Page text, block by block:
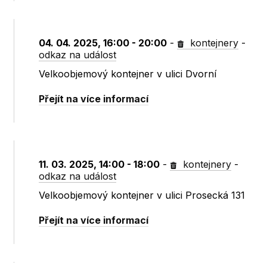
04. 04. 2025, 16:00 - 20:00 - kontejnery -
odkaz na událost
Velkoobjemový kontejner v ulici Dvorní
Přejít na více informací
11. 03. 2025, 14:00 - 18:00 - kontejnery -
odkaz na událost
Velkoobjemový kontejner v ulici Prosecká 131
Přejít na více informací